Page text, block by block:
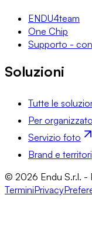
ENDU4team
One Chip
Supporto -
Soluzioni
Tutte le
Per
Servizio foto
Brand e territori
© 2026 Endu S.r.l. -
TerminiPrivacy